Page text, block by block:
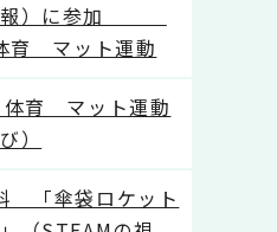
報）に参加
マット運動
育 マット運動
）
「傘袋ロケット